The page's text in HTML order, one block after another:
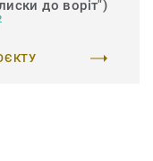
до воріт")